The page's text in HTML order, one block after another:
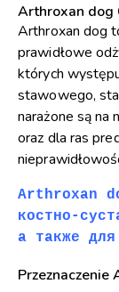
Arthroxan dog
Arthroxan dog
prawidłowe
których
stawowego,
narażone są na
oraz dla ras
Arthroxan
костно-
а также для
Przeznaczenie